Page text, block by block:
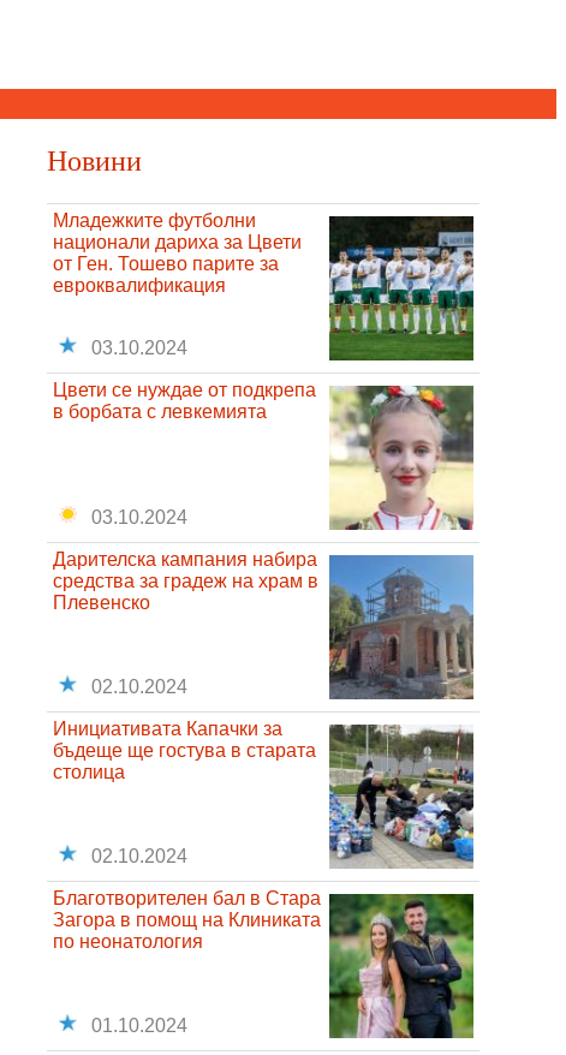
Новини
Младежките футболни
национали дариха за Цвети
от Ген. Тошево парите за
евроквалификация
03.10.2024
Цвети се нуждае от подкрепа
в борбата с левкемията
03.10.2024
Дарителска кампания набира
средства за градеж на храм в
Плевенско
02.10.2024
Инициативата Капачки за
бъдеще ще гостува в старата
столица
02.10.2024
Благотворителен бал в Стара
Загора в помощ на Клиниката
по неонатология
01.10.2024